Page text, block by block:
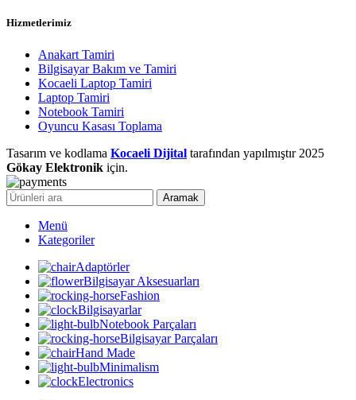
Hizmetlerimiz
Anakart Tamiri
Bilgisayar Bakım ve Tamiri
Kocaeli Laptop Tamiri
Laptop Tamiri
Notebook Tamiri
Oyuncu Kasası Toplama
Tasarım ve kodlama Kocaeli Dijital tarafından yapılmıştır 2025
Gökay Elektronik için.
Aramak
Menü
Kategoriler
Adaptörler
Bilgisayar Aksesuarları
Fashion
Bilgisayarlar
Notebook Parçaları
Bilgisayar Parçaları
Hand Made
Minimalism
Electronics